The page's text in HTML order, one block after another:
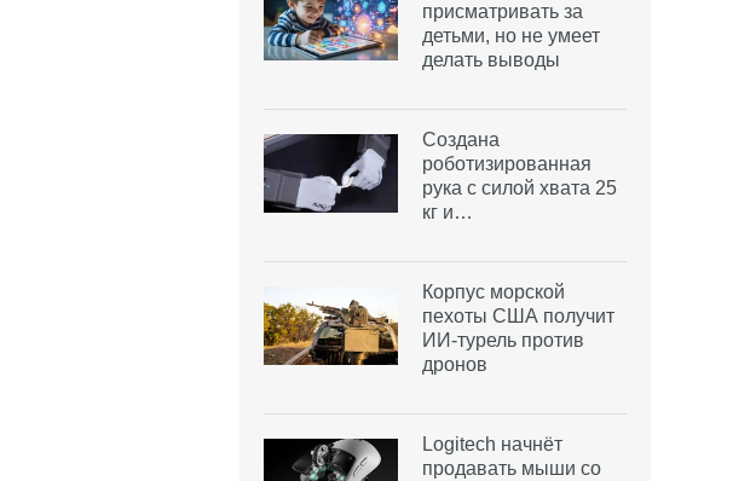
присматривать за
детьми, но не умеет
делать выводы
Создана
роботизированная
рука с силой хвата 25
кг и…
Корпус морской
пехоты США получит
ИИ-турель против
дронов
Logitech начнёт
продавать мыши со